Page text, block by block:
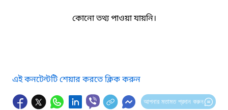
কোনো তথ্য পাওয়া যায়নি।
এই কনটেন্টটি শেয়ার করতে ক্লিক করুন
আপনার মতামত প্রদান করুন